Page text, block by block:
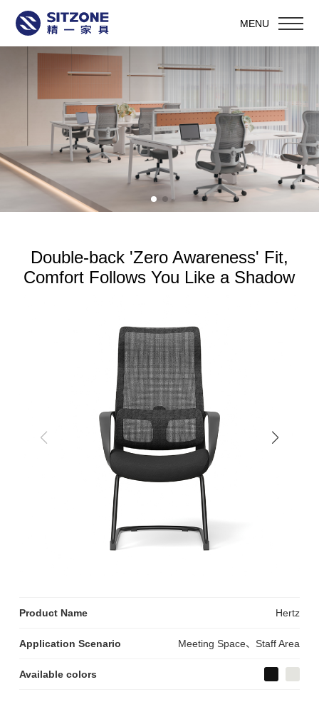
MENU
Double-back 'Zero Awareness' Fit,
Comfort Follows You Like a Shadow
Product Name Hertz
Application Scenario Meeting Space、Staff Area
Available colors